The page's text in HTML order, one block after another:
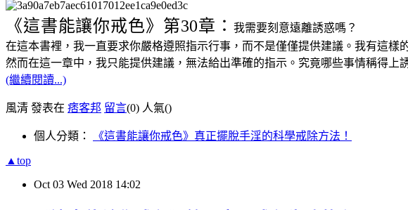
《這書能讓你戒色》 第30章：
我需要刻意遠離誘惑嗎？
在這本書裡，我一直要求你嚴格遵照指示行事，而不是僅僅提供建議。我有這
然而在這一章中，我只能提供建議，無法給出準確的指示。究竟哪些事情稱得
(繼續閱讀...)
風清 發表在 痞客邦 留言(0) 人氣()
個人分類： 《這書能讓你戒色》真正擺脫手淫的科學戒除方法！
▲top
Oct 03 Wed 2018 14:02